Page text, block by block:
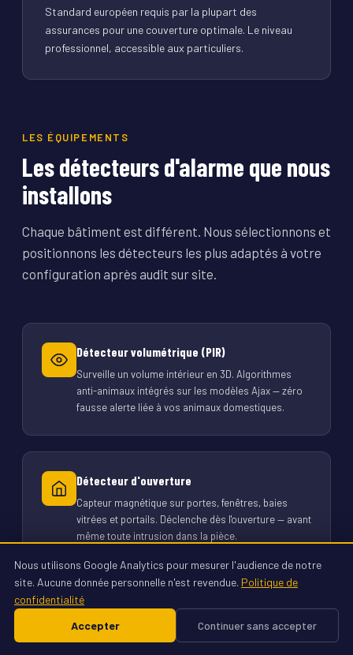
Standard européen requis par la plupart des
assurances pour une couverture optimale. Le niveau
professionnel, accessible aux particuliers.
LES ÉQUIPEMENTS
Les détecteurs d'alarme que nous
installons
Chaque bâtiment est différent. Nous sélectionnons et
positionnons les détecteurs les plus adaptés à votre
configuration après audit sur site.
Détecteur volumétrique (PIR)
Surveille un volume intérieur en 3D. Algorithmes
anti-animaux intégrés sur les modèles Ajax — zéro
fausse alerte liée à vos animaux domestiques.
Détecteur d'ouverture
Capteur magnétique sur portes, fenêtres, baies
vitrées et portails. Déclenche dès l'ouverture — avant
même toute intrusion dans la pièce.
Détection périmétrique extérieure
Barrières infrarouges et détecteurs extérieurs IP55.
02 23 22 19 76 — Étude sûreté gratuite
Nous utilisons Google Analytics pour mesurer l'audience de notre
site. Aucune donnée personnelle n'est revendue. Politique de
confidentialité
Accepter
Continuer sans accepter